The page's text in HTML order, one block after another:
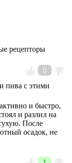
рецепторы
0
пива с этими
и быстро,
и разлил на
После
осадок, не